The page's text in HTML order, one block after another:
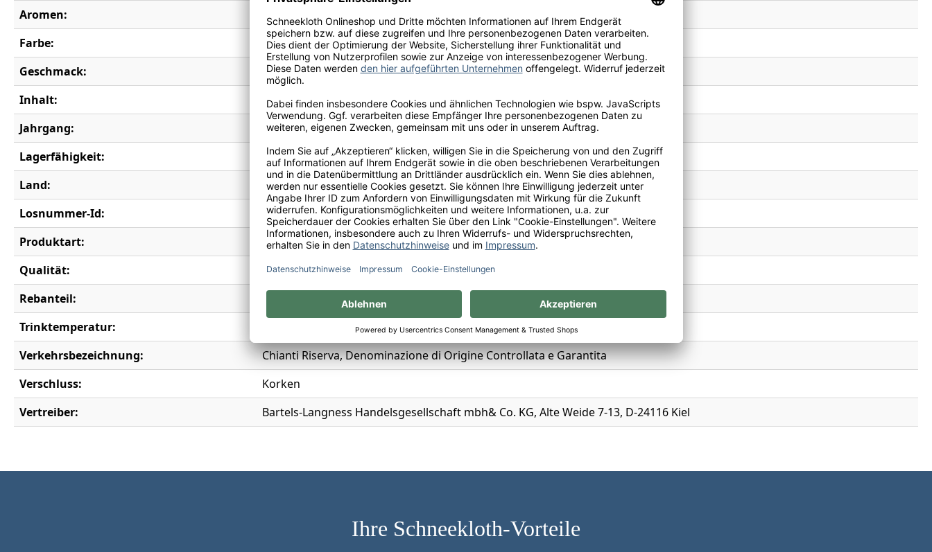
Aromen:
Amarenakirsche, Marzipan, Mokka, Orangenschale, Rosmarin
Farbe:
rot
Geschmack:
trocken
Inhalt:
0,75 l
Jahrgang:
2019
Lagerfähigkeit:
12 Jahre
Land:
Italien
Losnummer-Id:
19376
Produktart:
Rotwein
Qualität:
Denominazione di Origine Controllata e Garantita
Rebanteil:
90% Sangiovese; 10% Cabernet Sauvignon
Trinktemperatur:
Verkehrsbezeichnung:
Chianti Riserva, Denominazione di Origine Controllata e Garantita
Verschluss:
Korken
Vertreiber:
Bartels-Langness Handelsgesellschaft mbh& Co. KG, Alte Weide 7-13, D-24116 Kiel
Ihre Schneekloth-Vorteile